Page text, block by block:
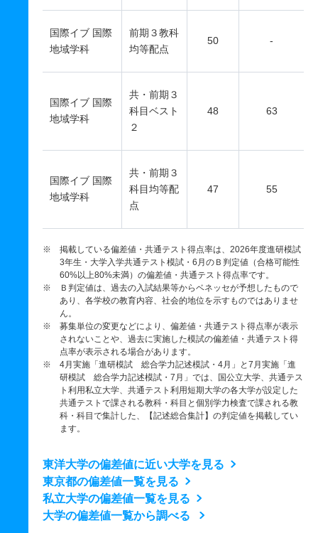
国際イブ 国際
地域学科
前期３教科
均等配点
50 -
国際イブ 国際
地域学科
共・前期３
科目ベスト
２
48 63
国際イブ 国際
地域学科
共・前期３
科目均等配
点
47 55
※ 掲載している偏差値・共通テスト得点率は、2026年度進研模試
3年生・大学入学共通テスト模試・6月のＢ判定値（合格可能性
60%以上80%未満）の偏差値・共通テスト得点率です。
※ Ｂ判定値は、過去の入試結果等からベネッセが予想したもので
あり、各学校の教育内容、社会的地位を示すものではありませ
ん。
※ 募集単位の変更などにより、偏差値・共通テスト得点率が表示
されないことや、過去に実施した模試の偏差値・共通テスト得
点率が表示される場合があります。
※ 4月実施「進研模試 総合学力記述模試・4月」と7月実施「進
研模試 総合学力記述模試・7月」では、国公立大学、共通テス
ト利用私立大学、共通テスト利用短期大学の各大学が設定した
共通テストで課される教科・科目と個別学力検査で課される教
科・科目で集計した、【記述総合集計】の判定値を掲載してい
ます。
東洋大学の偏差値に近い大学を見る
東京都の偏差値一覧を見る
私立大学の偏差値一覧を見る
大学の偏差値一覧から調べる